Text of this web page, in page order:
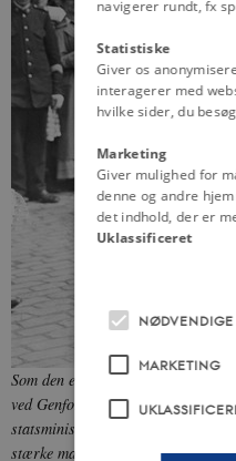
Som den eneste minister undlod
ved Genforeningen i 1920. Han
statsminister Niels Neergaard. Til
stærke mand og egentlige leder –
navigerer rundt, fx
Statistiske
Giver os
interagerer med
hvilke sider, du
Marketing
Giver mulighed for
denne og andre
det indhold, der er
Uklassificeret
NØDVENDIGE
MARKETING